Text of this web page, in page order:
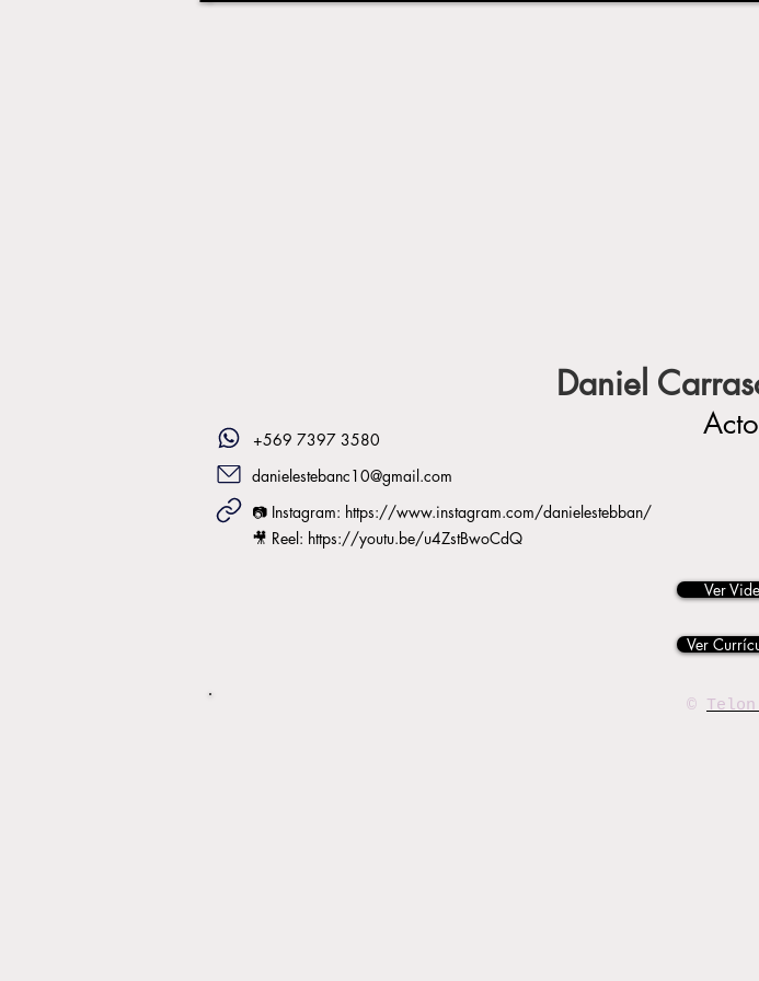
Daniel
+569 7397 3580
danielestebanc10@gmail.com
📷 Instagram: https://www.instagram.com/danielestebban/
🎥 Reel: https://youtu.be/u4ZstBwoCdQ
Ver
Ver
©